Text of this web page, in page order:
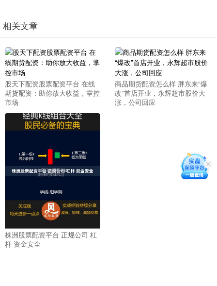
相关文章
股天下配资股票配资平台 在线
期货配资：助你放大收益，掌控
市场
商品期货配资怎么样 胖东来“爆
改”首店开业，永辉超市股价大
涨，公司回应
株洲股票配资平台 正规公司 杠
杆 资金安全